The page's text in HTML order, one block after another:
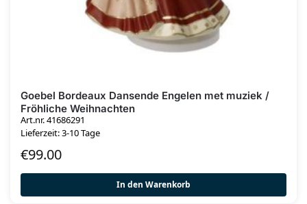
Goebel Bordeaux Dansende Engelen met muziek /
Fröhliche Weihnachten
Art.nr. 41686291
Lieferzeit: 3-10 Tage
€99.00
In den Warenkorb